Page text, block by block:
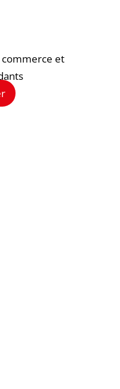
commerce et